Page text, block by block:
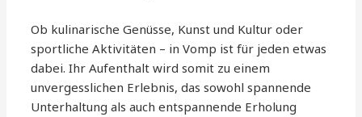
Ob kulinarische Genüsse, Kunst und Kultur oder
sportliche Aktivitäten – in Vomp ist für jeden etwas
dabei. Ihr Aufenthalt wird somit zu einem
unvergesslichen Erlebnis, das sowohl spannende
Unterhaltung als auch entspannende Erholung